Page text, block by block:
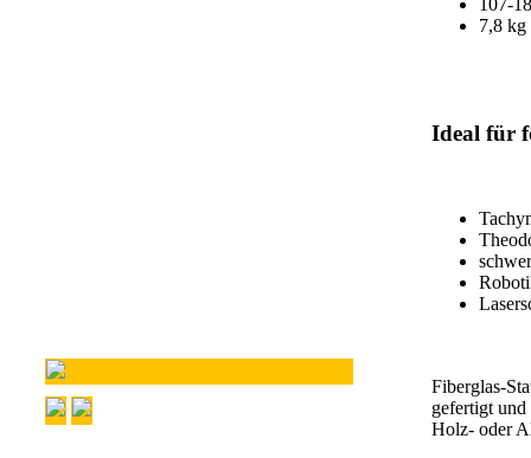
7,8 kg
Ideal für
Fiberglas-
gefertigt
Holz- oder